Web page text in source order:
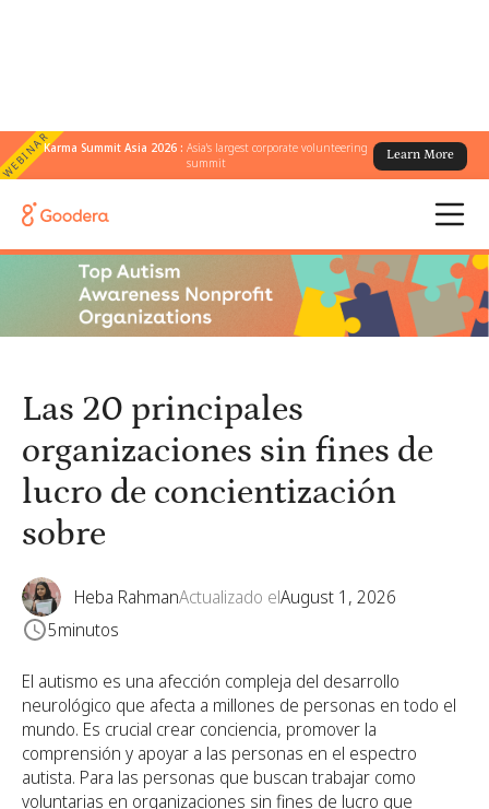
WEBINARKarma Summit Asia 2026 :Asia's largest corporate volunteering
summit
Learn More
← Todos los blogs
concientización sobre
Las 20 principales
organizaciones sin fines de
lucro de concientización
sobre
Heba RahmanActualizado elAugust 1, 2026
5minutos
El autismo es una afección compleja del desarrollo
neurológico que afecta a millones de personas en todo el
mundo. Es crucial crear conciencia, promover la
comprensión y apoyar a las personas en el espectro
autista. Para las personas que buscan trabajar como
voluntarias en organizaciones sin fines de lucro que